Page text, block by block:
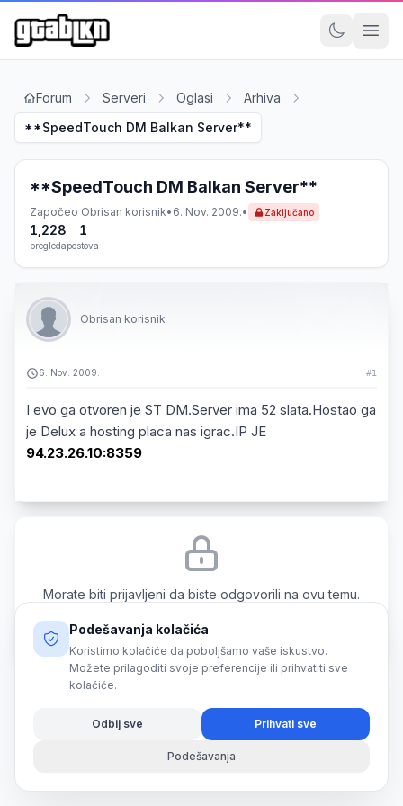
Forum Serveri Oglasi
Arhiva
**SpeedTouch DM Balkan Server**
**SpeedTouch DM Balkan Server**
Započeo Obrisan korisnik• 6. Nov. 2009.• Zaključano
1,228
pregleda
1
postova
Obrisan korisnik
6. Nov. 2009. #1
I evo ga otvoren je ST DM.Server ima 52 slata.Hostao ga
je Delux a hosting placa nas igrac.IP JE
94.23.26.10:8359
Morate biti prijavljeni da biste odgovorili na ovu temu.
Prijava
© 2026 SmartShark. All rights reserved.
Podešavanja kolačića
Koristimo kolačiće da poboljšamo vaše iskustvo.
Možete prilagoditi svoje preferencije ili prihvatiti sve
kolačiće.
Podešavanja
Odbij sve Prihvati sve